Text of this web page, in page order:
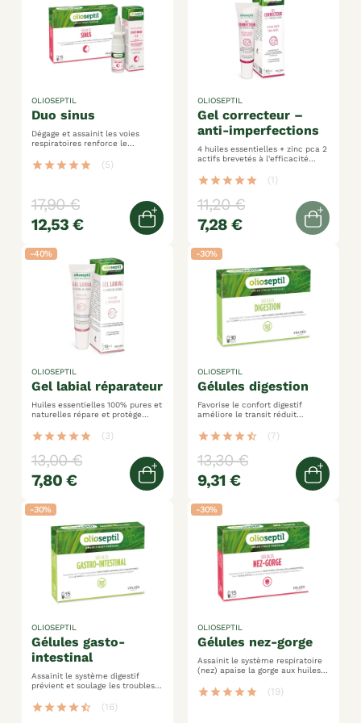
duo sinus
OLIOSEPTIL
Dégage et assainit les voies
respiratoires renforce le
soulage la congestion nasale
star star star star star (5)
17,90 €
12,53 €
Ajouter au panier
gel correcteur –
anti-imperfections
OLIOSEPTIL
4 huiles essentielles + zinc pca 2
actifs brevetés à l'efficacité
peau nette toucher non gras
star star star star star (1)
11,20 €
7,28 €
Out
-40%
gel labial réparateur
OLIOSEPTIL
Huiles essentielles 100% pures et
naturelles répare et protège
star star star star star (3)
13,00 €
7,80 €
Ajouter au panier
-30%
gélules digestion
OLIOSEPTIL
Favorise le confort digestif
améliore le transit réduit
ballonnements
star star star star star_half (7)
13,30 €
9,31 €
-30%
gélules gasto-
intestinal
OLIOSEPTIL
Assainit le système digestif
prévient et soulage les troubles
100% pures
star star star star star_half (16)
-30%
gélules nez-gorge
OLIOSEPTIL
Assainit le système respiratoire
(nez) apaise la gorge aux huiles
star star star star star (19)